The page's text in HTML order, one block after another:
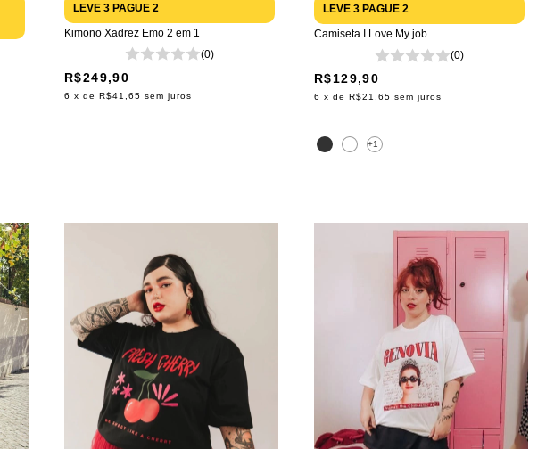
LEVE 3 PAGUE 2
Kimono Xadrez Emo 2 em 1
(0)
R$249,90
6 x de R$41,65 sem juros
LEVE 3 PAGUE 2
+1
Camiseta I Love My job
(0)
R$129,90
6 x de R$21,65 sem juros